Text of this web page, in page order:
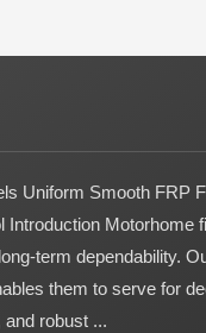
Uniform Smooth FRP
Motorhome
term dependability.
them to serve for
robust ...